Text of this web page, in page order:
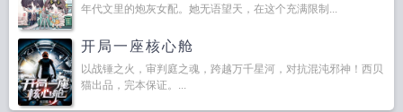
年代文里的炮灰女配。她无语望天，在这个充满限制...
开局一座核心舱
以战锤之火，审判庭之魂，跨越万千星河，对抗混沌邪神！西贝
猫出品，完本保证。...